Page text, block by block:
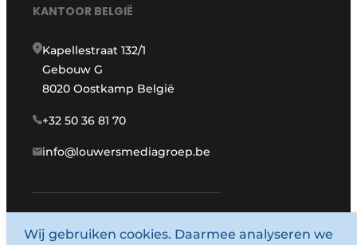
KANTOOR BELGIË
Kapellestraat 132/1
Gebouw G
8020 Oostkamp België
+32 50 36 81 70
info@louwersmediagroep.be
www.louwersmediagroep.com
Wij gebruiken cookies. Daarmee analyseren we